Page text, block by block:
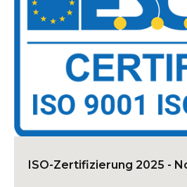
ISO-Zertifizierung 2025 -